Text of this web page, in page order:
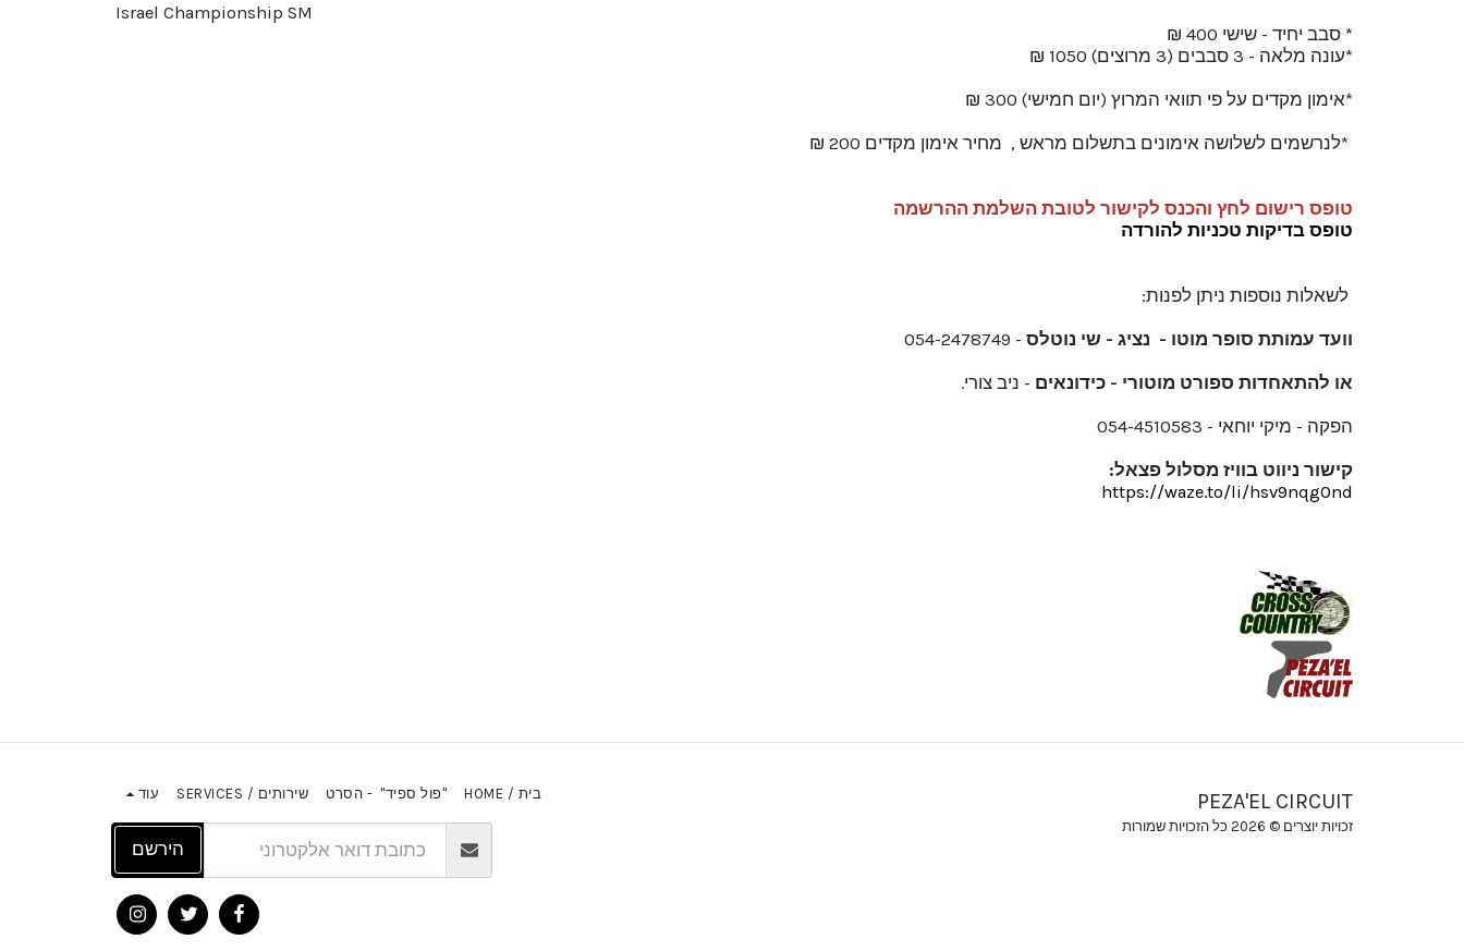
Israel Championship SM
* סבב יחיד - שישי 400 ₪
*עונה מלאה - 3 סבבים (3 מרוצים) 1050 ₪
*אימון מקדים על פי תוואי המרוץ (יום חמישי) 300 ₪
*לנרשמים לשלושה אימונים בתשלום מראש , מחיר אימון מקדים 200 ₪
טופס רישום לחץ והכנס לקישור לטובת השלמת ההרשמה
טופס בדיקות טכניות להורדה
לשאלות נוספות ניתן לפנות:
וועד עמותת סופר מוטו - נציג - שי נוטלס - 054-2478749
או להתאחדות ספורט מוטורי - כידונאים - ניב צורי.
הפקה - מיקי יוחאי - 054-4510583
קישור ניווט בוויז מסלול פצאל:
https://waze.to/li/hsv9nqg0nd
PEZA'EL CIRCUIT
זכויות יוצרים © 2026 כל הזכויות שמורות
בית / HOME "פול ספיד" - הסרט שירותים / SERVICES עוד
הירשם